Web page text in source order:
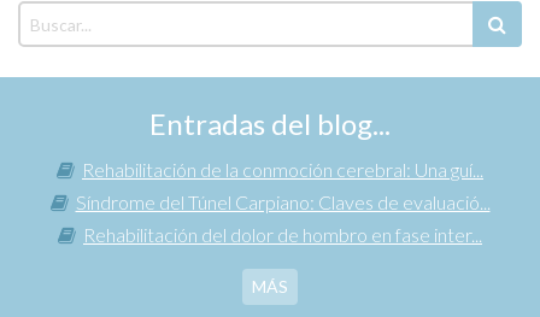
Entradas del blog...
Rehabilitación de la conmoción cerebral: Una guí...
Síndrome del Túnel Carpiano: Claves de evaluació...
Rehabilitación del dolor de hombro en fase inter...
MÁS